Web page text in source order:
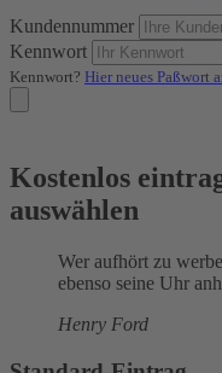
Kundennummer
Kennwort
Kennwort? Hier neues Paßwort
Kostenlos
auswählen
Wer aufhört zu
ebenso seine Uhr
Henry Ford